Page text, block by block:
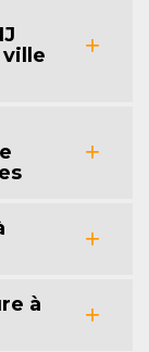
ville
à